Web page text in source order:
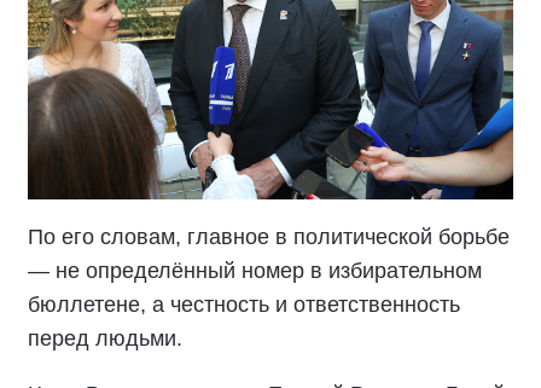
По его словам, главное в политической борьбе
— не определённый номер в избирательном
бюллетене, а честность и ответственность
перед людьми.